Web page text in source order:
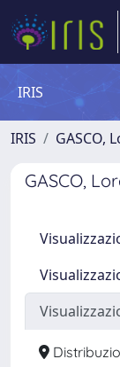
IRIS
IRIS GASCO,
GASCO,